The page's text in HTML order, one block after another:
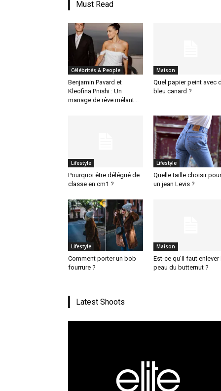
Must Read
Célébrités & People
Benjamin Pavard et
Kleofina Pnishi : Un
mariage de rêve mêlant...
Maison
Quel papier peint avec
bleu canard ?
Lifestyle
Pourquoi être délégué de
classe en cm1 ?
Lifestyle
Quelle taille choisir pour
un jean Levis ?
Lifestyle
Comment porter un bob
fourrure ?
Maison
Est-ce qu’il faut enlever
peau du butternut ?
Latest Shoots